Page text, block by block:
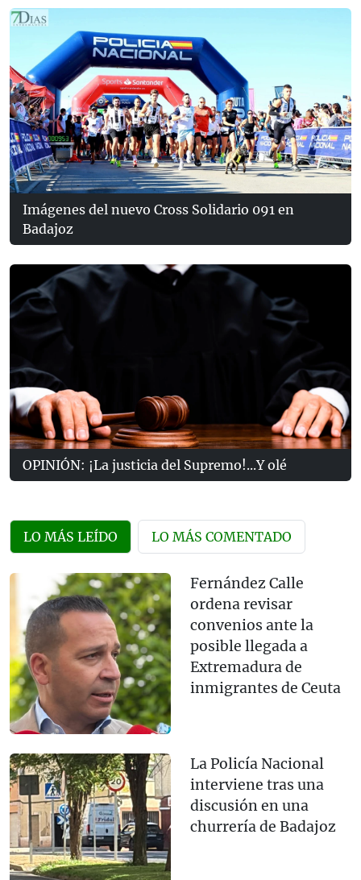
Imágenes del nuevo Cross Solidario 091 en
Badajoz
OPINIÓN: ¡La justicia del Supremo!...Y olé
LO MÁS LEÍDO LO MÁS COMENTADO
Fernández Calle
ordena revisar
convenios ante la
posible llegada a
Extremadura de
inmigrantes de Ceuta
La Policía Nacional
interviene tras una
discusión en una
churrería de Badajoz